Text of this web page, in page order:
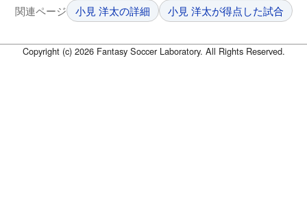
関連ページ 小見 洋太の詳細 小見 洋太が得点した試合
Copyright (c) 2026 Fantasy Soccer Laboratory. All Rights Reserved.